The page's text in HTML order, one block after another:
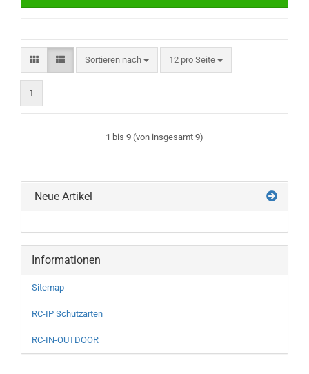
Sortieren nach
Sortieren nach 12 pro Seite
pro Seite
1
1 bis 9 (von insgesamt 9)
Neue Artikel
Informationen
Sitemap
RC-IP Schutzarten
RC-IN-OUTDOOR